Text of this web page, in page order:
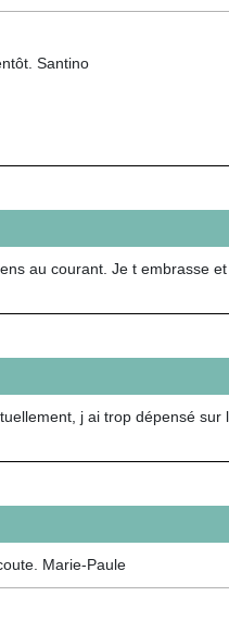
Santino
au courant. Je t embrasse
j ai trop dépensé
Marie-Paule